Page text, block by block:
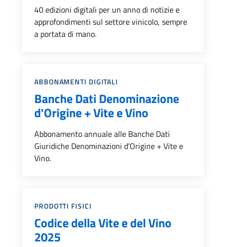
40 edizioni digitali per un anno di notizie e
approfondimenti sul settore vinicolo, sempre
a portata di mano.
Categoria::
ABBONAMENTI DIGITALI
Banche Dati Denominazione
d'Origine + Vite e Vino
Abbonamento annuale alle Banche Dati
Giuridiche Denominazioni d’Origine + Vite e
Vino.
Categoria::
PRODOTTI FISICI
Codice della Vite e del Vino
2025